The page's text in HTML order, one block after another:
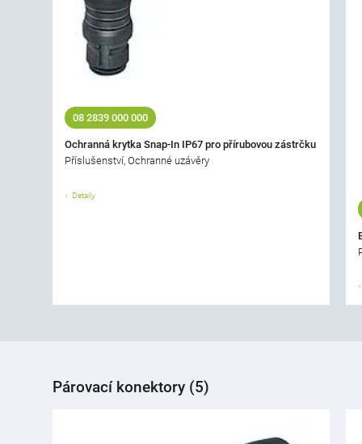
08 2839 000 000
Ochranná krytka Snap-In IP67 pro přírubovou zástrčku
Příslušenství, Ochranné uzávěry
Detaily
Párovací konektory (5)